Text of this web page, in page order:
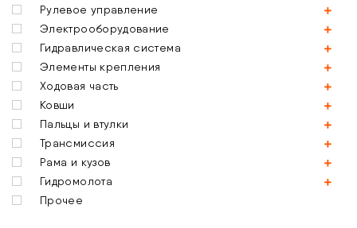
Рулевое управление
Электрооборудование
Гидравлическая система
Элементы крепления
Ходовая часть
Ковши
Пальцы и втулки
Трансмиссия
Рама и кузов
Гидромолота
Прочее